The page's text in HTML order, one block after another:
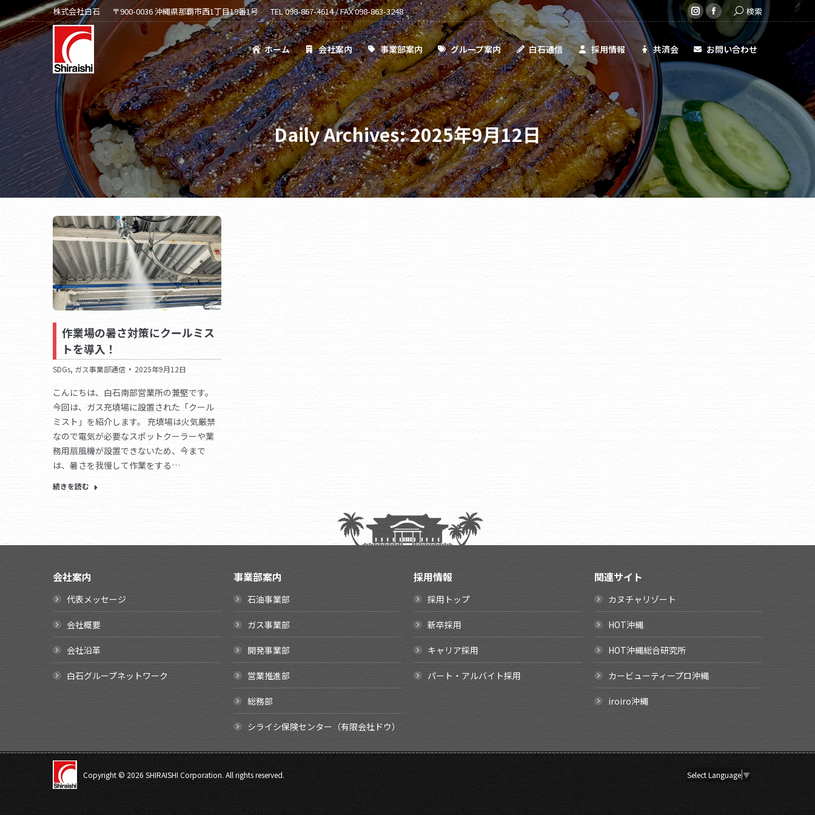
株式会社白石 〒900-0036 沖縄県那覇市西1丁目19番1号 TEL 098-867-4614 / FAX 098-863-3248
Instagram
page
opens
in
window
Facebook
page
opens
in
window
Search:
検索
ホーム 会社案内 事業部案内 グループ案内 白石通信 採用情報 共済会 お問い合わせ
Daily Archives:2025年9月12日
作業場の暑さ対策にクールミス
トを導入！
SDGs, ガス事業部通信 2025年9月12日
こんにちは、白石南部営業所の兼堅です。
今回は、ガス充填場に設置された「クール
ミスト」を紹介します。 充填場は火気厳禁
なので電気が必要なスポットクーラーや業
務用扇風機が設置できないため、今まで
は、暑さを我慢して作業をする…
続きを読む
会社案内
代表メッセージ
会社概要
会社沿革
白石グループネットワーク
事業部案内
石油事業部
ガス事業部
開発事業部
営業推進部
総務部
シライシ保険センター（有限会社ドウ）
採用情報
採用トップ
新卒採用
キャリア採用
パート・アルバイト採用
関連サイト
カヌチャリゾート
HOT沖縄
HOT沖縄総合研究所
カービューティープロ沖縄
iroiro沖縄
Copyright ©2026 SHIRAISHI Corporation. All rights reserved. Select Language▼
ホーム 会社案内 事業部案内 グループ案内 白石通信 採用情報 共済会 お問い合わせ